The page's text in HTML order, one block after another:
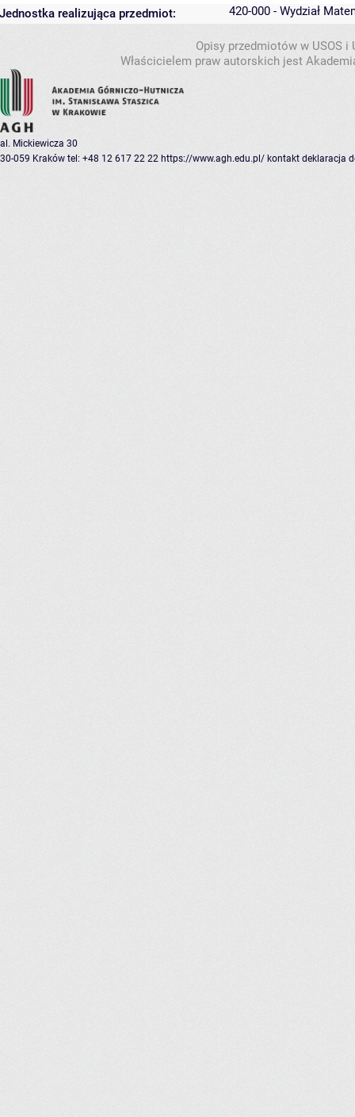
Jednostka realizująca przedmiot:
420-000 - Wydział
Opisy przedmiotów w USOS
Właścicielem praw autorskich jest
al. Mickiewicza 30
30-059 Kraków tel: +48 12 617 22 22 https://www.agh.edu.pl/ kontakt deklaracja